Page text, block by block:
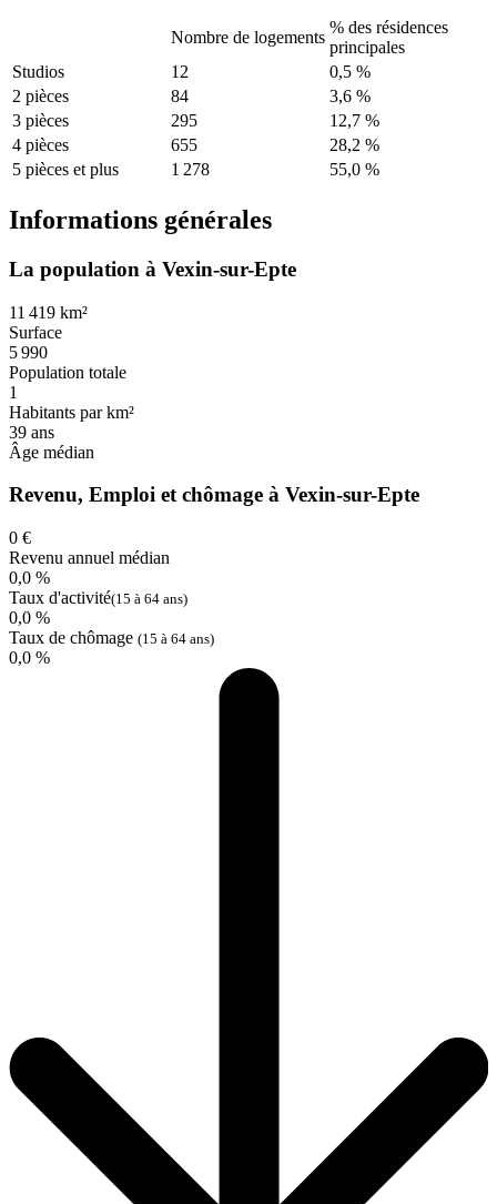
Nombre de logements
% des résidences
principales
Studios
12
0,5 %
2 pièces
84
3,6 %
3 pièces
295
12,7 %
4 pièces
655
28,2 %
5 pièces et plus
1 278 55,0 %
Informations générales
La population à Vexin-sur-Epte
11 419 km²
Surface
5 990
Population totale
1
Habitants par km²
39 ans
Âge médian
Revenu, Emploi et chômage à Vexin-sur-Epte
0 €
Revenu annuel médian
0,0 %
Taux d'activité(15 à 64 ans)
0,0 %
Taux de chômage (15 à 64 ans)
0,0 %